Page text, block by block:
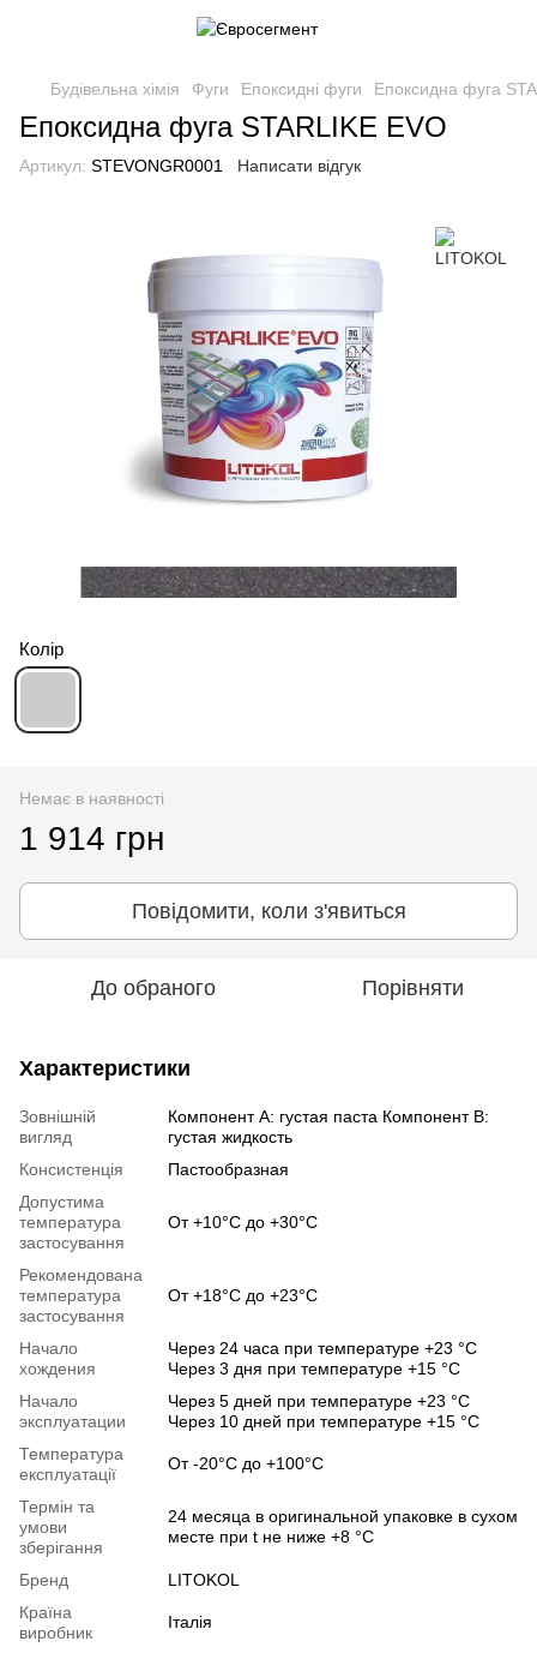
Будівельна хімія Фуги Епоксидні фуги Епоксидна фуга
Епоксидна фуга STARLIKE EVO
Артикул: STEVONGR0001 Написати відгук
Колір
Немає в наявності
1 914 грн
Повідомити, коли з'явиться
До обраного Порівняти
Характеристики
Зовнішній
вигляд
Компонент А: густая паста Компонент В:
густая жидкость
Консистенція
Пастообразная
Допустима
температура
застосування
От +10°C до +30°C
Рекомендована
температура
застосування
От +18°C до +23°C
Начало
хождения
Через 24 часа при температуре +23 °C
Через 3 дня при температуре +15 °C
Начало
эксплуатации
Через 5 дней при температуре +23 °C
Через 10 дней при температуре +15 °C
Температура
експлуатації
От -20°C до +100°C
Термін та
умови
зберігання
24 месяца в оригинальной упаковке в сухом
месте при t не ниже +8 °C
Бренд
LITOKOL
Країна
виробник
Італія